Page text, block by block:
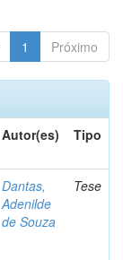
1 Próximo
Autor(es) Tipo
Dantas,
Adenilde
de Souza
Tese